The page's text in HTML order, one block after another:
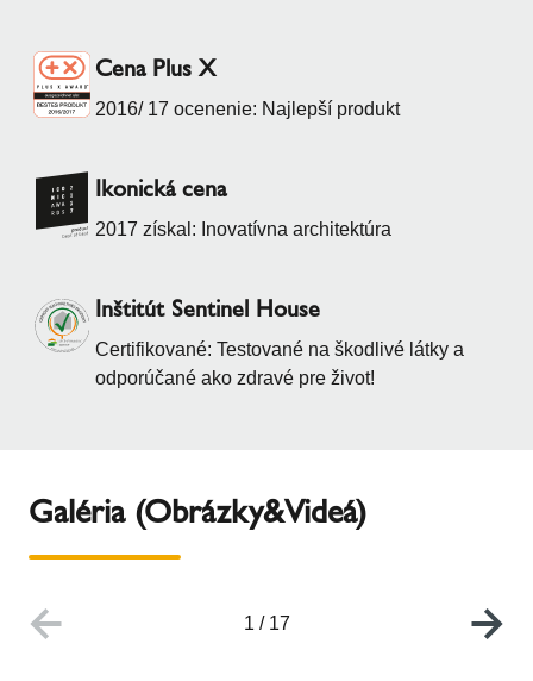
Cena Plus X
2016/ 17 ocenenie: Najlepší produkt
Ikonická cena
2017 získal: Inovatívna architektúra
Inštitút Sentinel House
Certifikované: Testované na škodlivé látky a
odporúčané ako zdravé pre život!
Galéria (Obrázky&Videá)
1 / 17